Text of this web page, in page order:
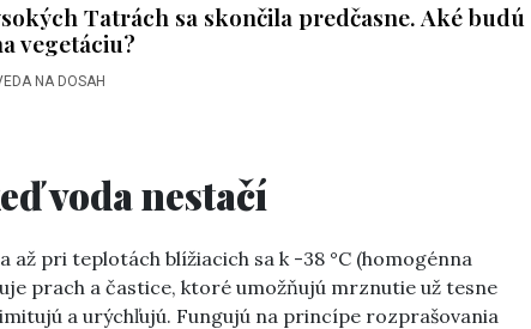
Tatrách sa skončila predčasne. Aké budú
vegetáciu?
NA DOSAH
voda nestačí
až pri teplotách blížiacich sa k -38 °C (homogénna
prach a častice, ktoré umožňujú mrznutie už tesne
a urýchľujú. Fungujú na princípe rozprašovania